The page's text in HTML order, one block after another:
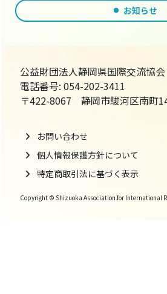
お知らせ
公益財団法人静岡県国際交流協会
電話番号: 054-202-3411
〒422-8067 静岡市駿河区南町
お問い合わせ
個人情報保護方針について
特定商取引法に基づく表示
Copyright © Shizuoka Association for International